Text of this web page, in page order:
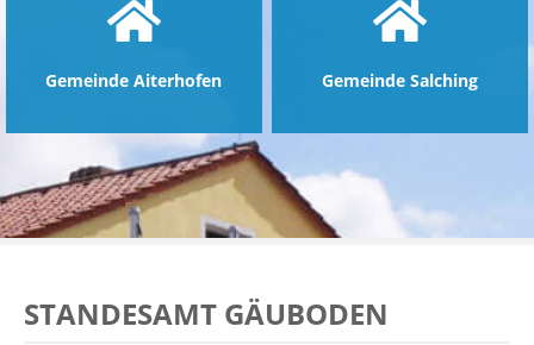
Gemeinde Aiterhofen Gemeinde Salching
STANDESAMT GÄUBODEN